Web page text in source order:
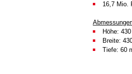
16,7 Mio.
Höhe:
Breite:
Tiefe: 60